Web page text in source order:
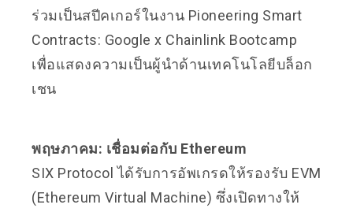
ร่วมเป็นสปีคเกอร์ในงาน Pioneering Smart
Contracts: Google x Chainlink Bootcamp
เพื่อแสดงความเป็นผู้นำด้านเทคโนโลยีบล็อก
เชน
พฤษภาคม: เชื่อมต่อกับ Ethereum
SIX Protocol ได้รับการอัพเกรดให้รองรับ EVM
(Ethereum Virtual Machine) ซึ่งเปิดทางให้